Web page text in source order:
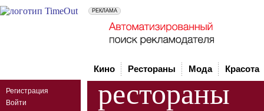
Регистрация
Войти
Кино Рестораны Мода Красота
рестораны